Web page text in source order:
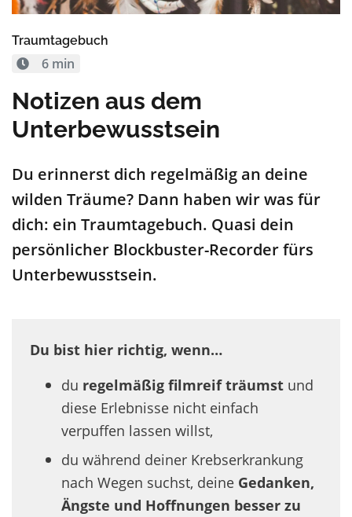
Traumtagebuch
6 min
Notizen aus dem
Unterbewusstsein
Du erinnerst dich regelmäßig an deine
wilden Träume? Dann haben wir was für
dich: ein Traumtagebuch. Quasi dein
persönlicher Blockbuster-Recorder fürs
Unterbewusstsein.
Du bist hier richtig, wenn…
du regelmäßig filmreif träumst und
diese Erlebnisse nicht einfach
verpuffen lassen willst,
du während deiner Krebserkrankung
nach Wegen suchst, deine Gedanken,
Ängste und Hoffnungen besser zu